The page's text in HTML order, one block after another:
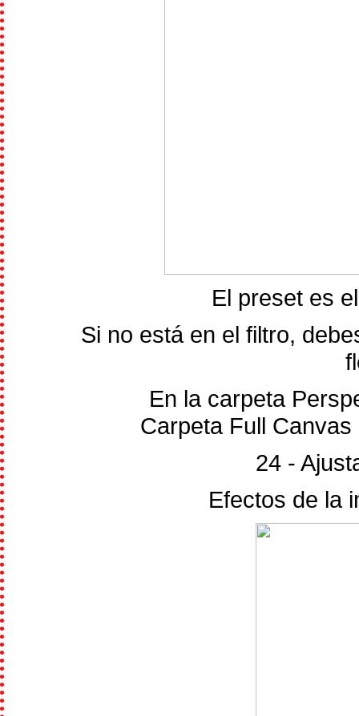
El preset es
Si no está en el filtro,
En la carpeta
Carpeta Full
24 -
Efectos de la